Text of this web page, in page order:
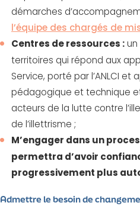
démarches
l’équipe des chargés de
Centres de ressources :
territoires qui répond aux
Service, porté par l’ANLCI et
pédagogique et technique
acteurs de la lutte contre
de l’illettrisme ;
M’engager dans un
permettra d’avoir
progressivement plus
Admettre le besoin de